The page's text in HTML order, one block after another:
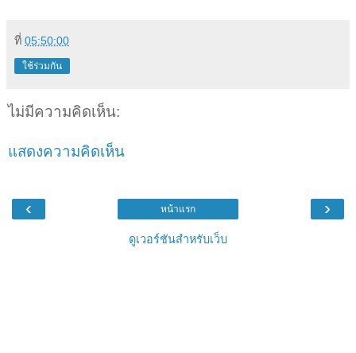
ที่ 05:50:00
ใช้ร่วมกัน
ไม่มีความคิดเห็น:
แสดงความคิดเห็น
‹ ›
หน้าแรก
ดูเวอร์ชันสำหรับเว็บ